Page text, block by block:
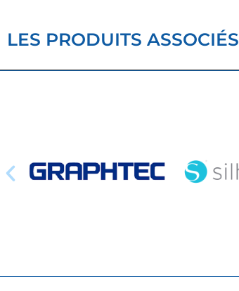
LES PRODUITS ASSOCIÉS